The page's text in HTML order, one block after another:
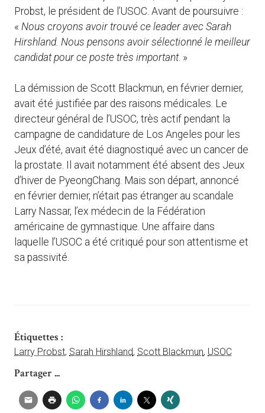
Probst, le président de l’USOC. Avant de poursuivre :
« Nous croyons avoir trouvé ce leader avec Sarah
Hirshland. Nous pensons avoir sélectionné le meilleur
candidat pour ce poste très important. »
La démission de Scott Blackmun, en février dernier,
avait été justifiée par des raisons médicales. Le
directeur général de l’USOC, très actif pendant la
campagne de candidature de Los Angeles pour les
Jeux d’été, avait été diagnostiqué avec un cancer de
la prostate. Il avait notamment été absent des Jeux
d’hiver de PyeongChang. Mais son départ, annoncé
en février dernier, n’était pas étranger au scandale
Larry Nassar, l’ex médecin de la Fédération
américaine de gymnastique. Une affaire dans
laquelle l’USOC a été critiqué pour son attentisme et
sa passivité.
Étiquettes :
Larry Probst, Sarah Hirshland, Scott Blackmun, USOC
Partager ...